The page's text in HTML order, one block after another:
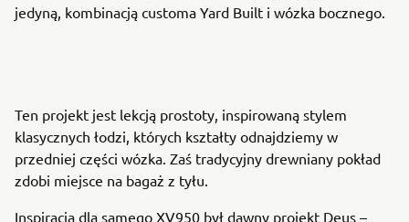
jedyną, kombinacją customa Yard Built i wózka bocznego.
Ten projekt jest lekcją prostoty, inspirowaną stylem
klasycznych łodzi, których kształty odnajdziemy w
przedniej części wózka. Zaś tradycyjny drewniany pokład
zdobi miejsce na bagaż z tyłu.
Inspiracją dla samego XV950 był dawny projekt Deus –